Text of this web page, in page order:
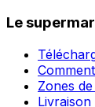
Le
Zones
Livraison